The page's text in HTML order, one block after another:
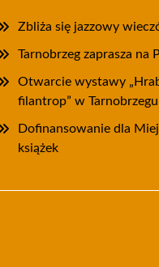
Zbliża się jazzowy
Tarnobrzeg zaprasza
Otwarcie wystawy
filantrop” w Tarnobrzegu
Dofinansowanie dla
książek